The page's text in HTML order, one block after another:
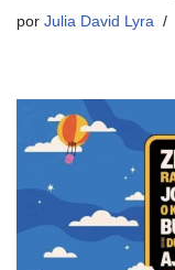
por Julia David Lyra